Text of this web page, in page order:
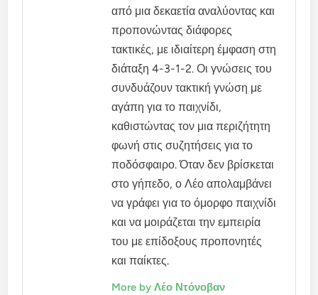
από μια δεκαετία αναλύοντας και
προπονώντας διάφορες
τακτικές, με ιδιαίτερη έμφαση στη
διάταξη 4-3-1-2. Οι γνώσεις του
συνδυάζουν τακτική γνώση με
αγάπη για το παιχνίδι,
καθιστώντας τον μια περιζήτητη
φωνή στις συζητήσεις για το
ποδόσφαιρο. Όταν δεν βρίσκεται
στο γήπεδο, ο Λέο απολαμβάνει
να γράφει για το όμορφο παιχνίδι
και να μοιράζεται την εμπειρία
του με επίδοξους προπονητές
και παίκτες.
More by Λέο Ντόνοβαν